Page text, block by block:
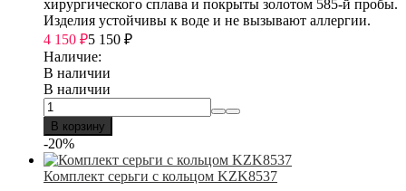
хирургического сплава и покрыты золотом 585-й пробы.
Изделия устойчивы к воде и не вызывают аллергии.
4 150 ₽5 150 ₽
Наличие:
В наличии
В наличии
В корзину
-20%
Комплект серьги с кольцом KZK8537